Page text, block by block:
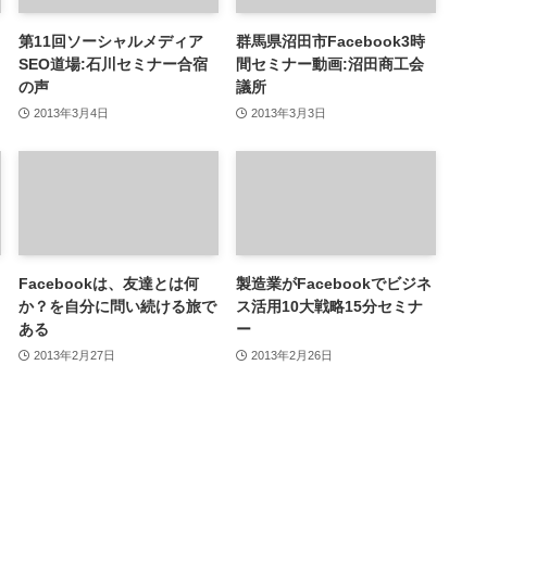
第11回ソーシャルメディア
SEO道場:石川セミナー合宿
の声
2013年3月4日
群馬県沼田市Facebook3時
間セミナー動画:沼田商工会
議所
2013年3月3日
Facebookは、友達とは何
か？を自分に問い続ける旅で
ある
2013年2月27日
製造業がFacebookでビジネ
ス活用10大戦略15分セミナ
ー
2013年2月26日